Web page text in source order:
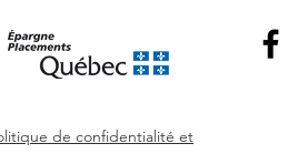
de confidentialité et